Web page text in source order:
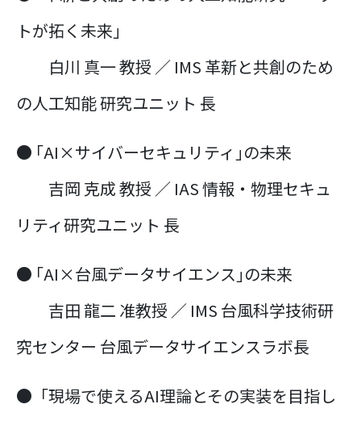
トが拓く未来｣
白川 真一 教授 ／ IMS 革新と共創のため
の人工知能 研究ユニット 長
● ｢AI×サイバーセキュリティ｣の未来
吉岡 克成 教授 ／ IAS 情報・物理セキュ
リティ研究ユニット 長
● ｢AI×台風データサイエンス｣の未来
吉田 龍二 准教授 ／ IMS 台風科学技術研
究センター 台風データサイエンスラボ長
●「現場で使えるAI理論とその実装を目指し